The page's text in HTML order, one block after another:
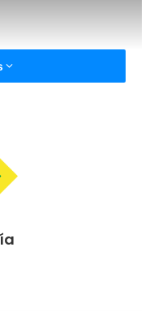
de la capital
y la falta